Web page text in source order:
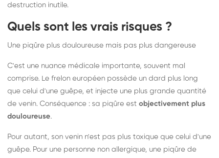
destruction inutile.
Quels sont les vrais risques ?
Une piqûre plus douloureuse mais pas plus dangereuse
C'est une nuance médicale importante, souvent mal
comprise. Le frelon européen possède un dard plus long
que celui d'une guêpe, et injecte une plus grande quantité
de venin. Conséquence : sa piqûre est objectivement plus
douloureuse.
Pour autant, son venin n'est pas plus toxique que celui d'une
guêpe. Pour une personne non allergique, une piqûre de